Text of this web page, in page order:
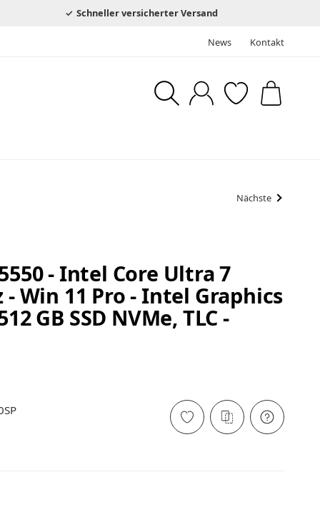
Schneller versicherter Versand
News Kontakt
Nächste
- Intel Core Ultra 7
- Win 11 Pro - Intel Graphics
GB SSD NVMe, TLC -